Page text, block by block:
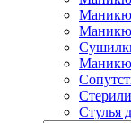
Стулья